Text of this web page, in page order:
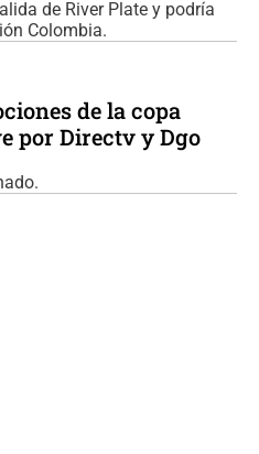
de River Plate y podría
Colombia.
de la copa
por Directv y Dgo